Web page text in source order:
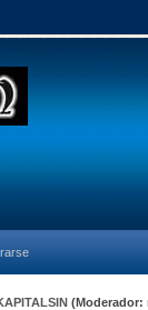
(Moderador: